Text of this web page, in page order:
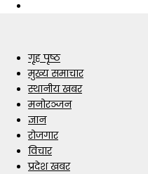
गृह पृष्ठ
मुख्य समाचार
स्थानीय खबर
मनोरञ्जन
ज्ञान
रोजगार
विचार
प्रदेश खबर